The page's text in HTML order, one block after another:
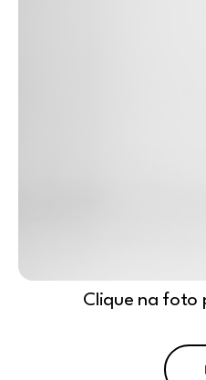
Clique na foto